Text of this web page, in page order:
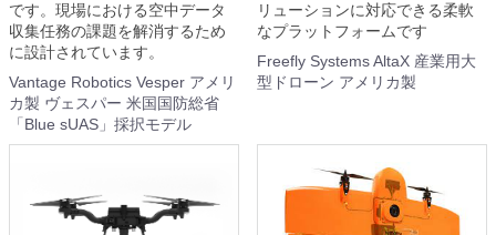
です。現場における空中データ
収集任務の課題を解消するため
に設計されています。
Vantage Robotics Vesper アメリ
カ製 ヴェスパー 米国国防総省
「Blue sUAS」採択モデル
リューションに対応できる柔軟
なプラットフォームです
Freefly Systems AltaX 産業用大
型ドローン アメリカ製